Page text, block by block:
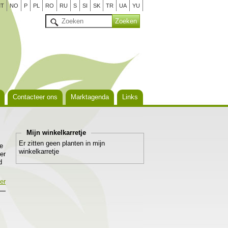
NO P PL RO RU S SI SK TR UA YU
Contacteer ons Marktagenda Links
Mijn winkelkarretje
Er zitten geen planten in mijn
winkelkarretje